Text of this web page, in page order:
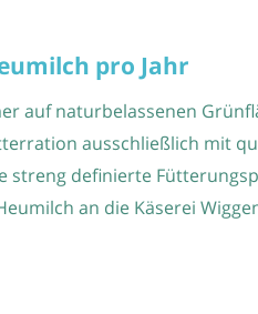
pro Jahr
auf naturbelassenen
ausschließlich mit
definierte
an die Käserei